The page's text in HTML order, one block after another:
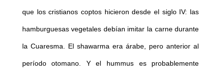
que los cristianos coptos hicieron desde el siglo IV: las
hamburguesas vegetales debían imitar la carne durante
la Cuaresma. El shawarma era árabe, pero anterior al
período otomano. Y el hummus es probablemente